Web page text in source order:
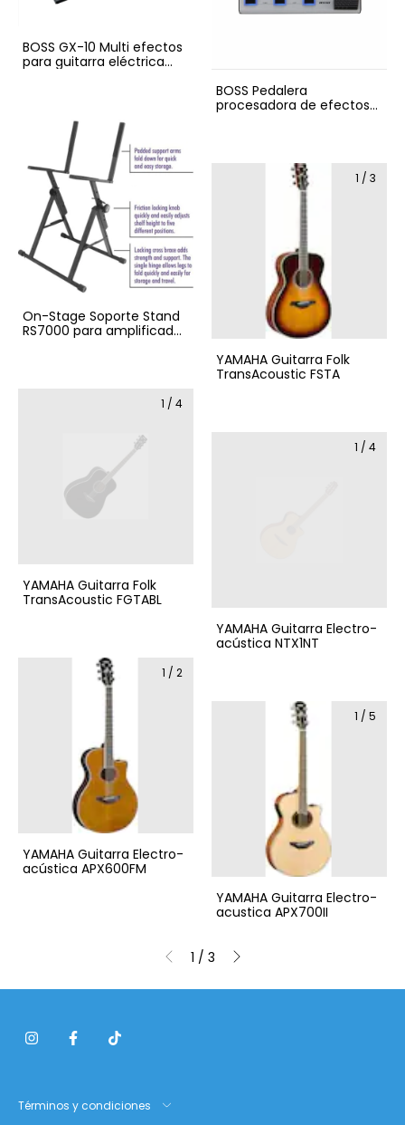
BOSS GX-10 Multi efectos
para guitarra eléctrica
BOSS Pedalera
procesadora de efectos
On-Stage Soporte Stand
RS7000 para amplificador
1 / 3
YAMAHA Guitarra Folk
TransAcoustic FSTA
1 / 4
YAMAHA Guitarra Folk
TransAcoustic FGTABL
1 / 4
YAMAHA Guitarra Electro-
acústica NTX1NT
1 / 2
YAMAHA Guitarra Electro-
acústica APX600FM
1 / 5
YAMAHA Guitarra Electro-
acustica APX700II
1 / 3
Términos y condiciones